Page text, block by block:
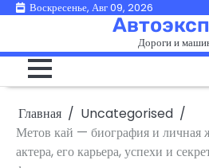
ПерейтиВоскресенье, Авг 09, 2026
Дороги и
Главная
Uncategorised
Метов кай — биография и личная
актера, его карьера, успехи и